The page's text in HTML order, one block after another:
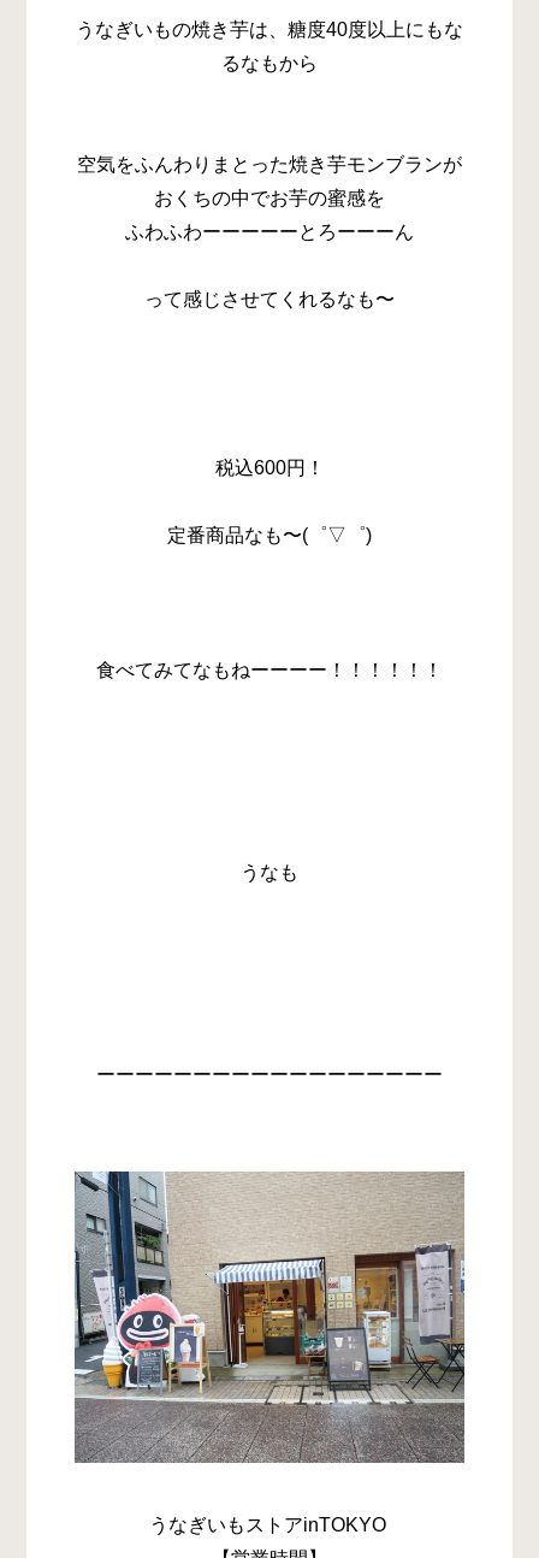
うなぎいもの焼き芋は、糖度40度以上にもな
るなもから
空気をふんわりまとった焼き芋モンブランが
おくちの中でお芋の蜜感を
ふわふわーーーーーとろーーーん
って感じさせてくれるなも〜
税込600円！
定番商品なも〜(゜▽゜)
食べてみてなもねーーーー！！！！！！
うなも
ーーーーーーーーーーーーーーーーーー
うなぎいもストアinTOKYO